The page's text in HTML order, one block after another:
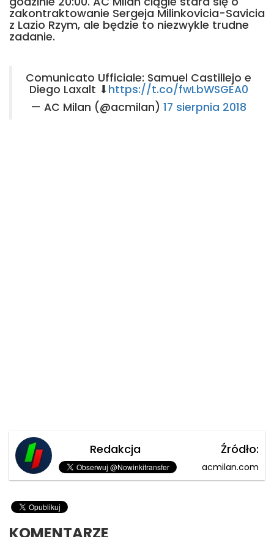
zakontraktowanie Sergeja Milinkovicia-Savicia
z Lazio Rzym, ale będzie to niezwykle trudne
zadanie.
Comunicato Ufficiale: Samuel Castillejo e
Diego Laxalt ⬇https://t.co/fwLbWSGEA0
— AC Milan (@acmilan) 17 sierpnia 2018
Redakcja Źródło:
acmilan.com